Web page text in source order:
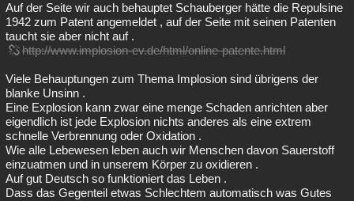
Auf der Seite wir auch behauptet Schauberger hätte die Repulsine
1942 zum Patent angemeldet , auf der Seite mit seinen Patenten
taucht sie aber nicht auf .
http://www.implosion-ev.de/html/online-patente.html
Viele Behauptungen zum Thema Implosion sind übrigens der
blanke Unsinn .
Eine Explosion kann zwar eine menge Schaden anrichten aber
eigendlich ist jede Explosion nichts anderes als eine extrem
schnelle Verbrennung oder Oxidation .
Wie alle Lebewesen leben auch wir Menschen davon Sauerstoff
einzuatmen und in unserem Körper zu oxidieren .
Auf gut Deutsch so funktioniert das Leben .
Dass das Gegenteil etwas Schlechtem automatisch was Gutes